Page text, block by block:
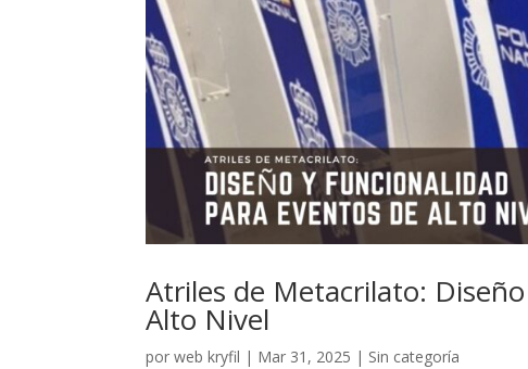
Atriles de Metacrilato:
Alto Nivel
porweb kryfil | Mar 31, 2025 | Sin categoría